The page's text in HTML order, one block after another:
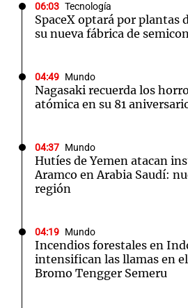
06:03 Tecnología
SpaceX optará por plantas
su nueva fábrica de
04:49 Mundo
Nagasaki recuerda los
atómica en su 81
04:37 Mundo
Hutíes de Yemen atacan
Aramco en Arabia Saudí:
región
04:19 Mundo
Incendios forestales en
intensifican las llamas en
Bromo Tengger Semeru